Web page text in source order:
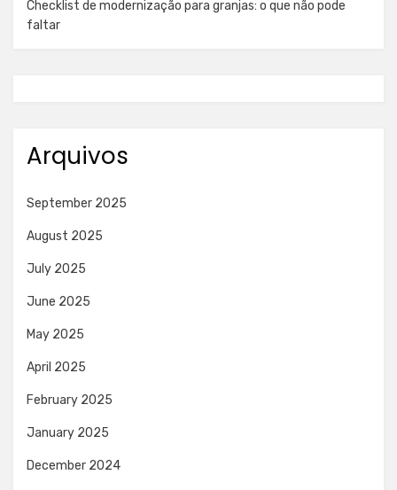
Checklist de modernização para granjas: o que não pode
faltar
Arquivos
September 2025
August 2025
July 2025
June 2025
May 2025
April 2025
February 2025
January 2025
December 2024